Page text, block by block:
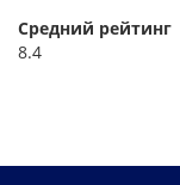
Средний рейтинг
8.4